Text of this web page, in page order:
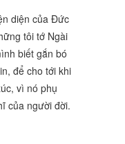
diện của Đức
tôi tớ Ngài
biết gắn bó
để cho tới khi
vì nó phụ
của người đời.